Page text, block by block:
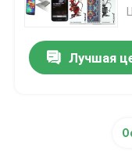
Контактные
Анализатор
Лучшая